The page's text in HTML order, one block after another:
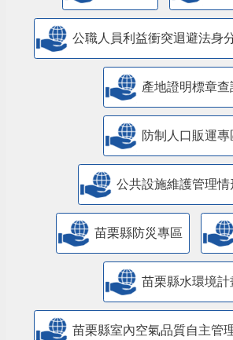
公職人員利益衝突迴避法身
產地證明標章查
防制人口販運專
公共設施維護管理情
苗栗縣防災專區
苗栗縣水環境計
苗栗縣室內空氣品質自主管